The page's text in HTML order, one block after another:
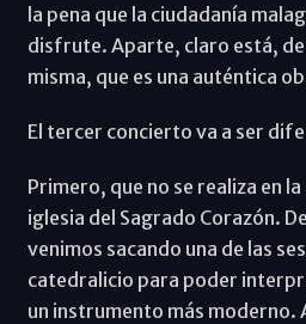
la pena que la ciudadanía
disfrute. Aparte, claro está, de
misma, que es una auténtica
El tercer concierto va a ser
Primero, que no se realiza en
iglesia del Sagrado Corazón.
venimos sacando una de las
catedralicio para poder
un instrumento más moderno.